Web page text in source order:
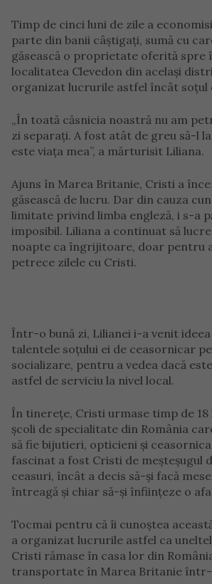
Timp de cinci luni de zile a
parte din banii câștigați, sumă cu
găsească o proprietate oferită spre
localitatea Clevedon din același
organizat lucrurile astfel încât soțul
„În toată căsnicia noastră nu am
zi separați. A fost atât de greu să-l
este viața mea”, a mărturisit Liliana.
Ajuns în Marea Britanie, Cristi a
găsească de lucru. Dar din cauza
limitate privind limba engleză, i s-a
imposibil. Liliana a continuat să
noapte ca îngrijitoare, doar pentru
petrece zilele cu Cristi.
Într-o bună zi, Lilianei i-a venit ideea
talentele soțului ei de ceasornicar
socializare, pentru a vedea dacă
astfel de serviciu la nivel local.
În tinerețe, Cristi urmase timp de
școli de specialitate din România
să fie bijutieri, opticieni și
fascinat a fost Cristi de meșteșugul
ceasuri, încât a decis să-și facă
întreagă și chiar să-și înființeze o
Tocmai pentru că îi cunoștea
a organizat lucrurile astfel ca
Cristi rămase în casa lor din
transportate în Marea Britanie într-